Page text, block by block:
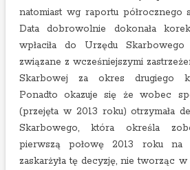
natomiast wg raportu półrocznego
Data dobrowolnie dokonała
wpłaciła do Urzędu
związane z wcześniejszymi
Skarbowej za okres drugiego
Ponadto okazuje się że wobec
(przejęta w 2013 roku) otrzymała
Skarbowego, która określa
pierwszą połowę 2013 roku na
zaskarżyła tę decyzję, nie tworząc